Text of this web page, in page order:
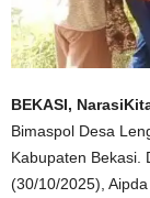
BEKASI,
Bimaspol Desa
Kabupaten Bekasi.
(30/10/2025),